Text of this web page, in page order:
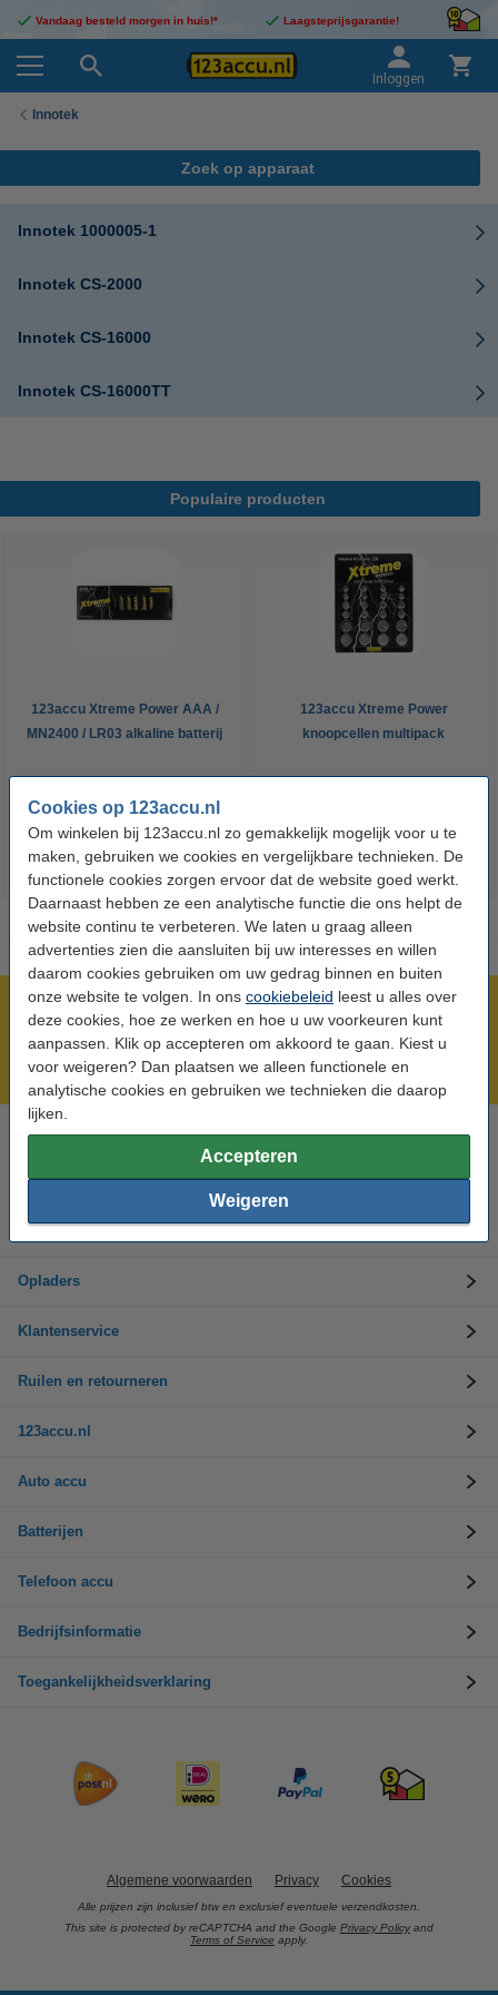
Cookies op 123accu.nl
Om winkelen bij 123accu.nl zo gemakkelijk mogelijk voor u te
maken, gebruiken we cookies en vergelijkbare technieken. De
functionele cookies zorgen ervoor dat de website goed werkt.
Daarnaast hebben ze een analytische functie die ons helpt de
website continu te verbeteren. We laten u graag alleen
advertenties zien die aansluiten bij uw interesses en willen
daarom cookies gebruiken om uw gedrag binnen en buiten
onze website te volgen. In ons cookiebeleid leest u alles over
deze cookies, hoe ze werken en hoe u uw voorkeuren kunt
aanpassen. Klik op accepteren om akkoord te gaan. Kiest u
voor weigeren? Dan plaatsen we alleen functionele en
analytische cookies en gebruiken we technieken die daarop
lijken.
Accepteren
Weigeren
Vandaag besteld morgen in huis!* Laagsteprijsgarantie!
Inloggen
Innotek
Zoek op apparaat
Innotek 1000005-1
Innotek CS-2000
Innotek CS-16000
Innotek CS-16000TT
Populaire producten
123accu Xtreme Power AAA /
MN2400 / LR03 alkaline batterij
BTW
123accu Xtreme Power
knoopcellen multipack
Meer dan 5 miljoen klanten!
Voor 23.59 uur besteld, morgen in huis!
Laagsteprijsgarantie!
Hulp nodig? Bel ons op 0294-787125
Op werkdagen van 9.00 tot 17.30 uur
Accu's
Opladers
Klantenservice
Ruilen en retourneren
123accu.nl
Auto accu
Batterijen
Telefoon accu
Bedrijfsinformatie
Toegankelijkheidsverklaring
Algemene voorwaarden Privacy Cookies
Alle prijzen zijn inclusief btw en exclusief eventuele verzendkosten.
This site is protected by reCAPTCHA and the Google Privacy Policy and
Terms of Service apply.